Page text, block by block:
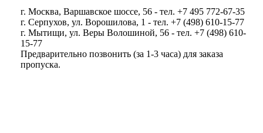
г. Москва, Варшавское шоссе, 56 - тел. +7 495 772-67-35
г. Серпухов, ул. Ворошилова, 1 - тел. +7 (498) 610-15-77
г. Мытищи, ул. Веры Волошиной, 56 - тел. +7 (498) 610-
15-77
Предварительно позвонить (за 1-3 часа) для заказа
пропуска.